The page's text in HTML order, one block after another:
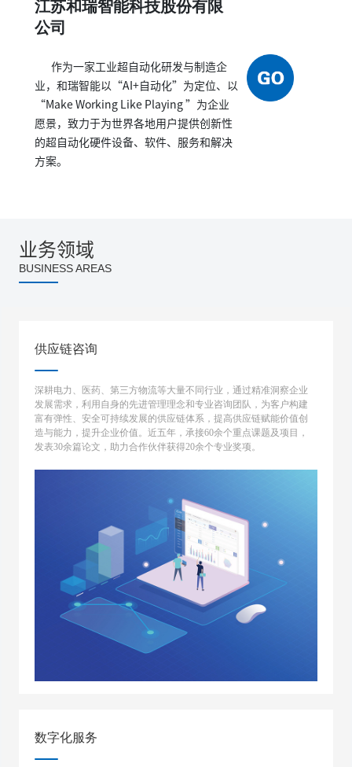
江苏和瑞智能科技股份有限
公司
作为一家工业超自动化研发与制造企
业，和瑞智能以“AI+自动化”为定位、以
“Make Working Like Playing ”为企业
愿景，致力于为世界各地用户提供创新性
的超自动化硬件设备、软件、服务和解决
方案。
业务领域
BUSINESS AREAS
供应链咨询
深耕电力、医药、第三方物流等大量不同行业，通过精准洞察企业
发展需求，利用自身的先进管理理念和专业咨询团队，为客户构建
富有弹性、安全可持续发展的供应链体系，提高供应链赋能价值创
造与能力，提升企业价值。近五年，承接60余个重点课题及项目，
发表30余篇论文，助力合作伙伴获得20余个专业奖项。
数字化服务